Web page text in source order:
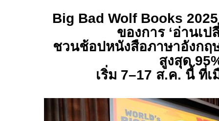
Big Bad Wolf Books
ของการ ‘อ่านเป
ชวนช้อปหนังสือภาษาอังกฤ
สูงสุด
เริ่ม 7–17 ส.ค. นี้ ที่เ